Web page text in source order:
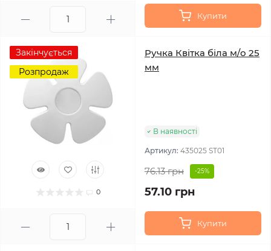
Купити
Закінчується
Розпродаж
0
Ручка Квітка біла м/о 25
мм
В наявності
Артикул: 435025 ST01
76.13 грн -25%
57.10 грн
Купити